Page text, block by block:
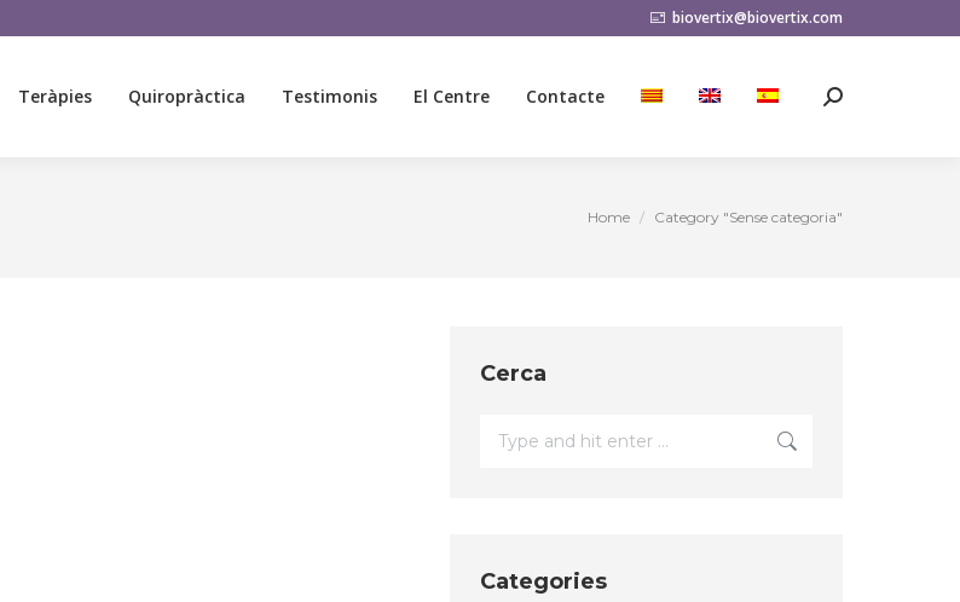
biovertix@biovertix.com
Teràpies Quiropràctica Testimonis El Centre Contacte Search:
You are here:
Home Category "Sense categoria"
Cerca
Search:
Categories
Search: